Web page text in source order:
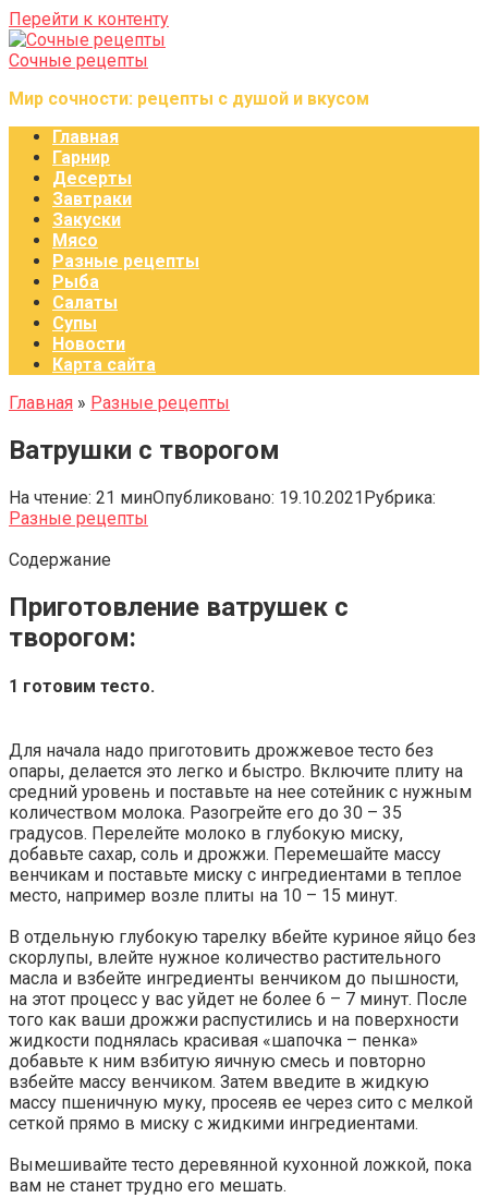
Перейти к контенту
Сочные рецепты
Мир сочности: рецепты с душой и вкусом
Главная
Гарнир
Десерты
Завтраки
Закуски
Мясо
Разные рецепты
Рыба
Салаты
Супы
Новости
Карта сайта
Главная » Разные рецепты
Ватрушки с творогом
На чтение: 21 минОпубликовано: 19.10.2021Рубрика:
Разные рецепты
Содержание
Приготовление ватрушек с
творогом:
1 готовим тесто.
Для начала надо приготовить дрожжевое тесто без
опары, делается это легко и быстро. Включите плиту на
средний уровень и поставьте на нее сотейник с нужным
количеством молока. Разогрейте его до 30 – 35
градусов. Перелейте молоко в глубокую миску,
добавьте сахар, соль и дрожжи. Перемешайте массу
венчикам и поставьте миску с ингредиентами в теплое
место, например возле плиты на 10 – 15 минут.
В отдельную глубокую тарелку вбейте куриное яйцо без
скорлупы, влейте нужное количество растительного
масла и взбейте ингредиенты венчиком до пышности,
на этот процесс у вас уйдет не более 6 – 7 минут. После
того как ваши дрожжи распустились и на поверхности
жидкости поднялась красивая «шапочка – пенка»
добавьте к ним взбитую яичную смесь и повторно
взбейте массу венчиком. Затем введите в жидкую
массу пшеничную муку, просеяв ее через сито с мелкой
сеткой прямо в миску с жидкими ингредиентами.
Вымешивайте тесто деревянной кухонной ложкой, пока
вам не станет трудно его мешать.